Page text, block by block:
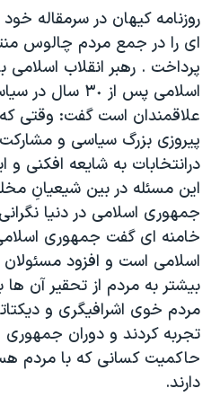
اعتراضات مردمی آبان ۹۸
اسرائیل در جنگ
نرگس محمدی برنده جایزه نوبل
همایش محافظه‌کاران آمریکا
صفحه‌های ویژه
سفر پرزیدنت ترامپ به چین
روزنامه کيهان در سرمقاله
ای را در جمع مردم چالوس
پرداخت . رهبر انقلاب اسلامی
اسلامی پس از
علاقمندان است گفت: وقتی
درانتخابات به شايعه افکنی
اين مسئله در بين شيعيانِ
جمهوری اسلامی در دنيا
خامنه ای گفت جمهوری
اسلامی است و افزود مسئولان
بيشتر به مردم از تحقير آن
مردم خوی اشرافيگری و
تجربه کردند و دوران جمهوری
حاکميت کسانی که با مردم
دارند.